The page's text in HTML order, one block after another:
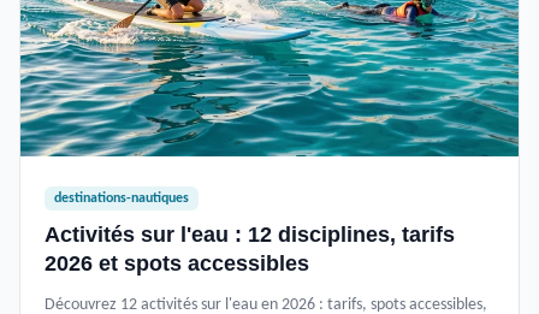
destinations-nautiques
Activités sur l'eau : 12 disciplines, tarifs
2026 et spots accessibles
Découvrez 12 activités sur l'eau en 2026 : tarifs, spots accessibles,